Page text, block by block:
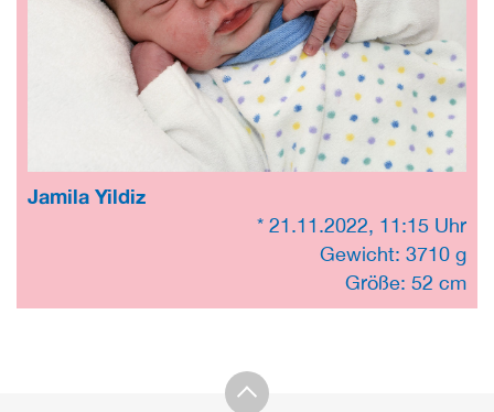
Jamila Yildiz
* 21.11.2022, 11:15 Uhr
Gewicht: 3710 g
Größe: 52 cm